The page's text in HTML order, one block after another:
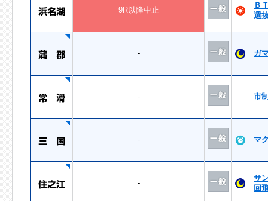
9R以降中止
Ｂ
選
- ガ
- 市
- マ
-
サ
回